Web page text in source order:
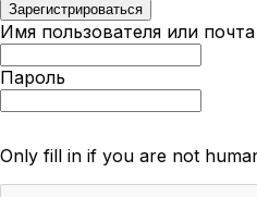
Имя пользователя или почта
Пароль
Only fill in if you are not